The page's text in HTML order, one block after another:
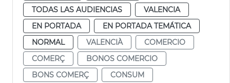
TODAS LAS AUDIENCIAS
VALENCIA
EN PORTADA
EN PORTADA TEMÁTICA
NORMAL
VALENCIÀ
COMERCIO
COMERÇ
BONOS COMERCIO
BONS COMERÇ
CONSUM